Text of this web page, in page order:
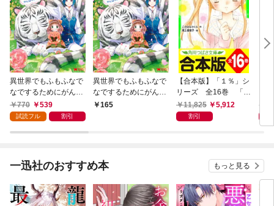
異世界でもふもふなで
なでするためにがんば
ってます。（コミッ
ク） 1
770 539
試読フル 割引
異世界でもふもふなで
なでするためにがんば
ってます。（コミッ
165
【合本版】「１％」シ
リーズ 全16巻 「お
もしろい話、集めまし
た。コレクション」短
11,825 5,912
割引
み
一迅社のおすすめ本 もっと見る